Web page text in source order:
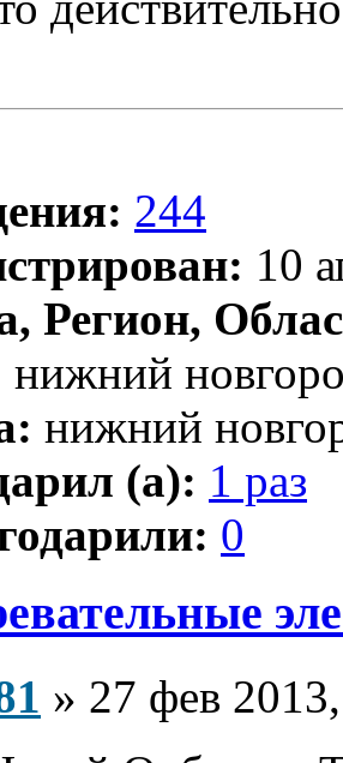
244
10
Регион,
нижний
нижний
(а): 1 раз
0
» 27 фев